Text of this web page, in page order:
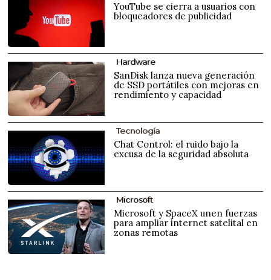
YouTube se cierra a usuarios con
bloqueadores de publicidad
Hardware
SanDisk lanza nueva generación
de SSD portátiles con mejoras en
rendimiento y capacidad
Tecnología
Chat Control: el ruido bajo la
excusa de la seguridad absoluta
Microsoft
Microsoft y SpaceX unen fuerzas
para ampliar internet satelital en
zonas remotas